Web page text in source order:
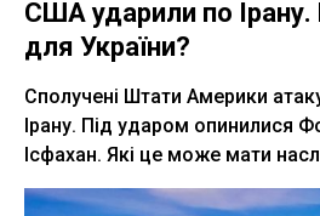
США ударили по
для України?
Сполучені Штати Америки
Ірану. Під ударом опинилися
Ісфахан. Які це може мати